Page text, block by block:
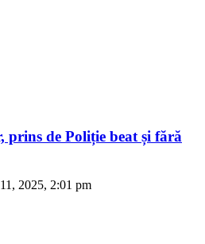
prins de Poliție beat și fără
2025, 2:01 pm